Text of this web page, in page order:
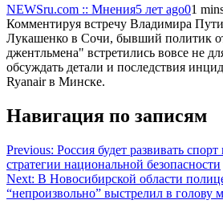
NEWSru.com :: Мнения5 лет ago01
Комментируя встречу Владимира
Лукашенко в Сочи, бывший политик
джентльмена" встретились вовсе не
обсуждать детали и последствия
Ryanair в Минске.
Навигация по записям
Previous: Россия будет развивать
стратегии национальной безопасности
Next: В Новосибирской области
“непроизвольно” выстрелил в голову